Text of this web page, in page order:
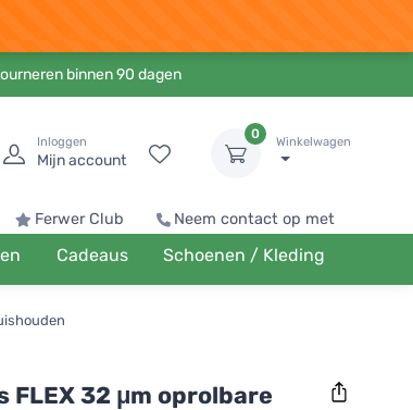
binnen 90 dagen
Inloggen
Mijn account
0
Winkelwagen
Ferwer Club Neem contact op met
Cadeaus Schoenen / Kleding
FLEX 32 μm oprolbare